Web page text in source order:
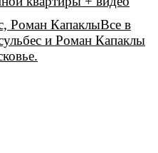
Все в
и Роман Капаклы